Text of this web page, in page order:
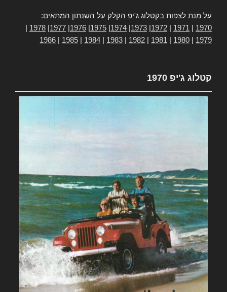
על מנת לצפות בקטלוג ג'יפ הקלק על השנתון המתאים:
1970
1971
1972
1973
1974
1975
1976
1977
1978
1979
1980
1981
1982
1983
1984
1985
1986
קטלוג ג'יפ 1970